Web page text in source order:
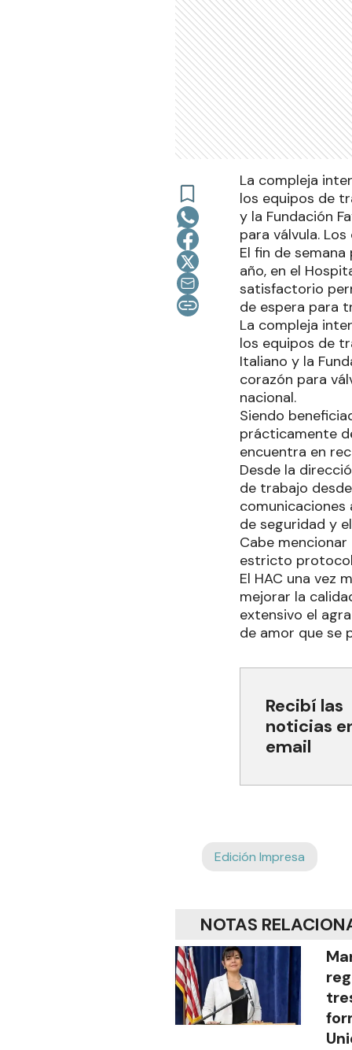
La compleja
los equipos de
y la Fundación
para válvula.
El fin de
año, en el
satisfactorio
de espera para
La compleja
los equipos de
Italiano y la
corazón para
nacional.
Siendo
prácticamente
encuentra en
Desde la
de trabajo
de seguridad y
Cabe
estricto
El HAC una vez
mejorar la
extensivo el
de amor que se
Recibí las
noticias
email
Edición Impresa
NOTAS